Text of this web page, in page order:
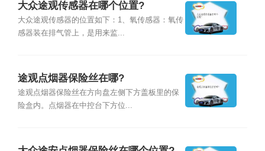
大众途观传感器在哪个位置?
大众途观传感器的位置如下：1、氧传感器：氧传
感器装在排气管上，是用来监...
途观点烟器保险丝在哪?
途观点烟器保险丝在方向盘左侧下方盖板里的保
险盒内。点烟器在中控台下方位...